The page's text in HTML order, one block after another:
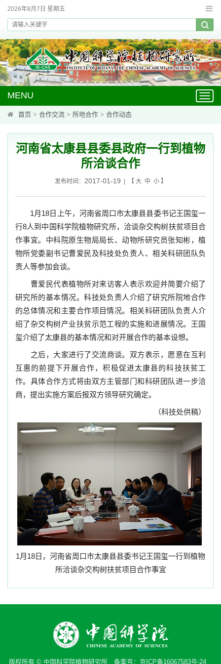
2026年8月7日 星期五
MENU
首页 > 合作交流 > 所地合作 > 合作动态
河南省太康县县委县政府一行到植物
所洽谈合作
发布时间： 2017-01-19 | 【 大 中 小】
1月 18日上午，河南省周口市太康县县委书记王国玺一
行8人到中国科学院植物研究所，洽谈杂交构树扶贫项目合
作事宜。中科院原生物局局长、动物所研究员张知彬，植
物所党委副书记曹爱民及科技处负责人、相关科研团队负
责人等参加会谈。
曹爱民代表植物所对来访客人表示欢迎并简要介绍了
研究所的基本情况。科技处负责人介绍了研究所院地合作
的总体情况和主要合作项目情况。相关科研团队负责人介
绍了杂交构树产业扶贫示范工程的实施和进展情况。王国
玺介绍了太康县的基本情况和对开展合作的基本设想。
之后，大家进行了交流商谈。双方表示，愿意在互利
互惠的前提下开展合作，积极促进太康县的科技扶贫工
作。具体合作方式将由双方主管部门和科研团队进一步洽
商，提出实施方案后报双方领导研究确定。
（科技处供稿）
1月 18日，河南省周口市太康县县委书记王国玺一行到植物
所洽谈杂交构树扶贫项目合作事宜
版权所有 © 中国科学院植物研究所 备案号： 京ICP备16067583号-24